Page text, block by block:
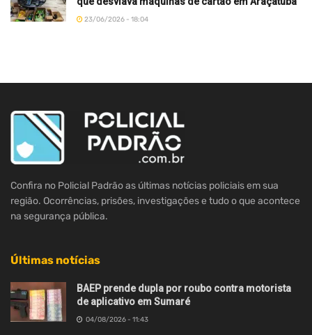
23/06/2026 - 18:04
Confira no Policial Padrão as últimas notícias policiais em sua
região. Ocorrências, prisões, investigações e tudo o que acontece
na segurança pública.
Últimas notícias
BAEP prende dupla por roubo contra motorista
de aplicativo em Sumaré
04/08/2026 - 11:43